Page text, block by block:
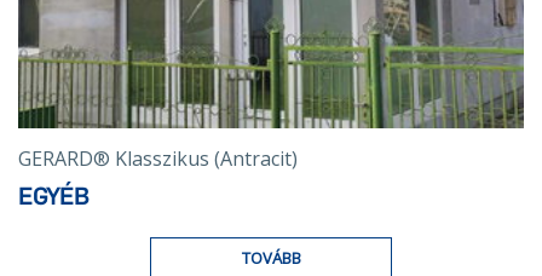
GERARD® Klasszikus (Antracit)
EGYÉB
TOVÁBB